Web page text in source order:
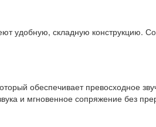
удобную, складную конструкцию.
обеспечивает превосходное
и мгновенное сопряжение без